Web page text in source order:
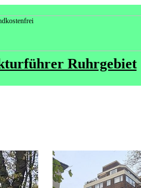
Ruhrgebiet